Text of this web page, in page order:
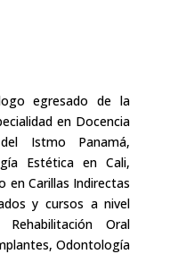
egresado de la
en Docencia
Istmo Panamá,
Estética en Cali,
en Carillas Indirectas
y cursos a nivel
Oral
Odontología